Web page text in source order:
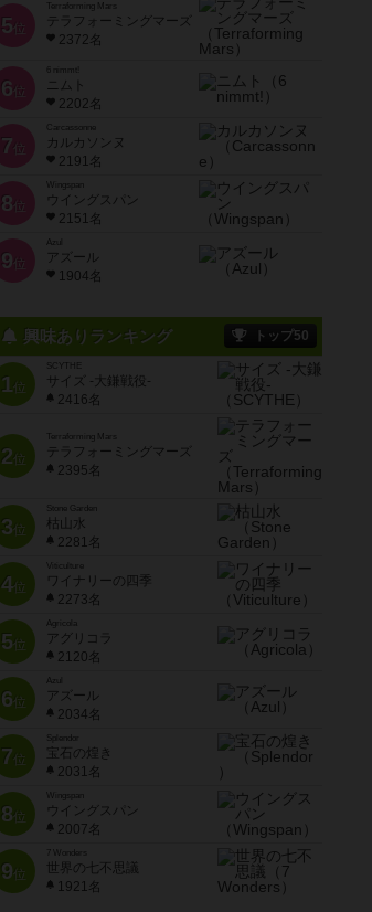
5 位
Terraforming Mars
テラフォーミングマーズ
2372名
6 位
ニムト
2202名
7 位
Carcassonne
カルカソンヌ
2191名
8 位
Wingspan
ウイングスパン
2151名
9 位
Azul
アズール
1904名
興味ありランキング トップ50
1位
SCYTHE
サイズ -大鎌戦役-
2416名
2位
Terraforming Mars
テラフォーミングマーズ
2395名
3位
Stone Garden
枯山水
2281名
4位
Viticulture
ワイナリーの四季
2273名
5位
Agricola
アグリコラ
2120名
6位
Azul
アズール
2034名
7位
宝石の煌き
2031名
8位
Wingspan
ウイングスパン
2007名
9位
7 Wonders
世界の七不思議
1921名